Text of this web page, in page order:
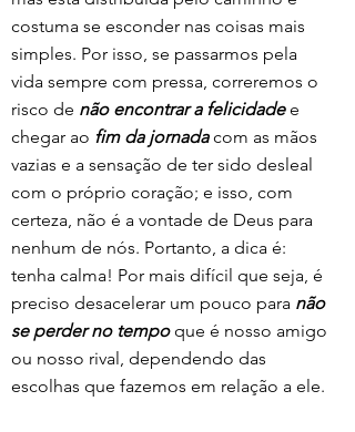
costuma se esconder nas coisas mais
simples. Por isso, se passarmos pela
vida sempre com pressa, correremos o
risco de não encontrar a felicidade e
chegar ao fim da jornada com as mãos
vazias e a sensação de ter sido desleal
com o próprio coração; e isso, com
certeza, não é a vontade de Deus para
nenhum de nós. Portanto, a dica é:
tenha calma! Por mais difícil que seja, é
preciso desacelerar um pouco para não
se perder no tempo que é nosso amigo
ou nosso rival, dependendo das
escolhas que fazemos em relação a ele.